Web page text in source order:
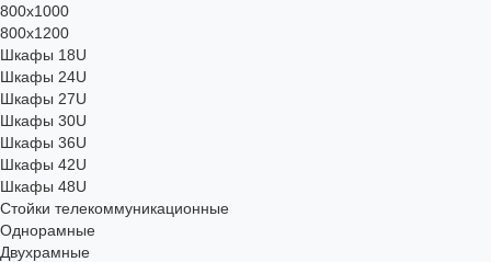
800х1000
800х1200
Шкафы 18U
Шкафы 24U
Шкафы 27U
Шкафы 30U
Шкафы 36U
Шкафы 42U
Шкафы 48U
Стойки телекоммуникационные
Однорамные
Двухрамные